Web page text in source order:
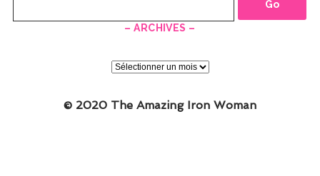
– ARCHIVES –
ARCHIVES
© 2020 The Amazing Iron Woman